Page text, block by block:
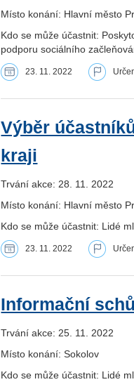
Místo konání: Hlavní město
Kdo se může účastnit:
podporu sociálního
23. 11. 2022
Výběr
kraji
Trvání akce: 28. 11. 2022
Místo konání: Hlavní město
Kdo se může účastnit: Lidé
23. 11. 2022
Informační
Trvání akce: 25. 11. 2022
Místo konání: Sokolov
Kdo se může účastnit: Lidé